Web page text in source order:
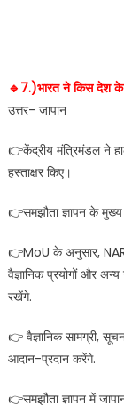
🔹️7.)भारत ने किस देश के
उत्तर- जापान
👉केंद्रीय मंत्रिमंडल ने
हस्ताक्षर किए।
👉समझौता ज्ञापन के मुख्य
👉MoU के अनुसार, NARL
वैज्ञानिक प्रयोगों और
रखेंगे.
👉 वैज्ञानिक सामग्री,
आदान-प्रदान करेंगे.
👉समझौता ज्ञापन में